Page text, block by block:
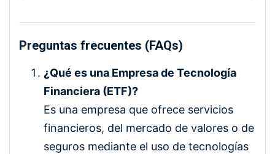
Preguntas frecuentes (FAQs)
¿Qué es una Empresa de Tecnología
Financiera (ETF)?
Es una empresa que ofrece servicios
financieros, del mercado de valores o de
seguros mediante el uso de tecnologías